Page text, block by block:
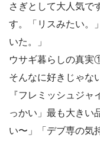
さぎとして大人気で
す。「リスみたい。
いた。」
ウサギ暮らしの真
そんなに好きじゃな
『フレミッシュジ
っかい」最も大きい
い〜」「デブ専の気